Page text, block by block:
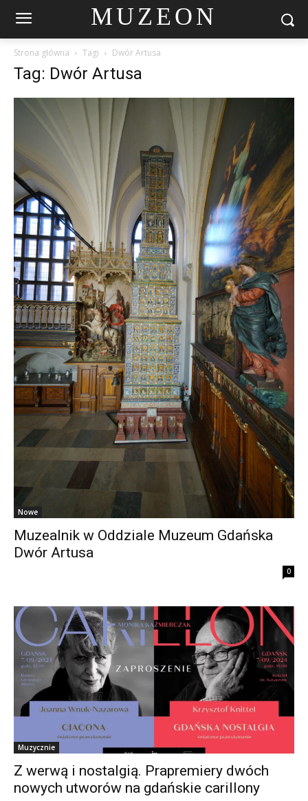
MUZEON
Strona główna Tagi Dwór Artusa
Tag: Dwór Artusa
Nowe
Muzealnik w Oddziale Muzeum Gdańska
Dwór Artusa
0
Muzycznie
Z werwą i nostalgią. Prapremiery dwóch
nowych utworów na gdańskie carillony